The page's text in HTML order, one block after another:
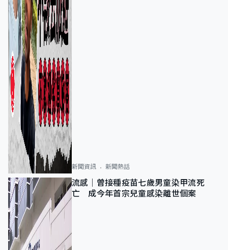
新聞資訊 新聞熱話
流感｜曾接種疫苗七歲男童染甲流死
亡 成今年首宗兒童感染離世個案